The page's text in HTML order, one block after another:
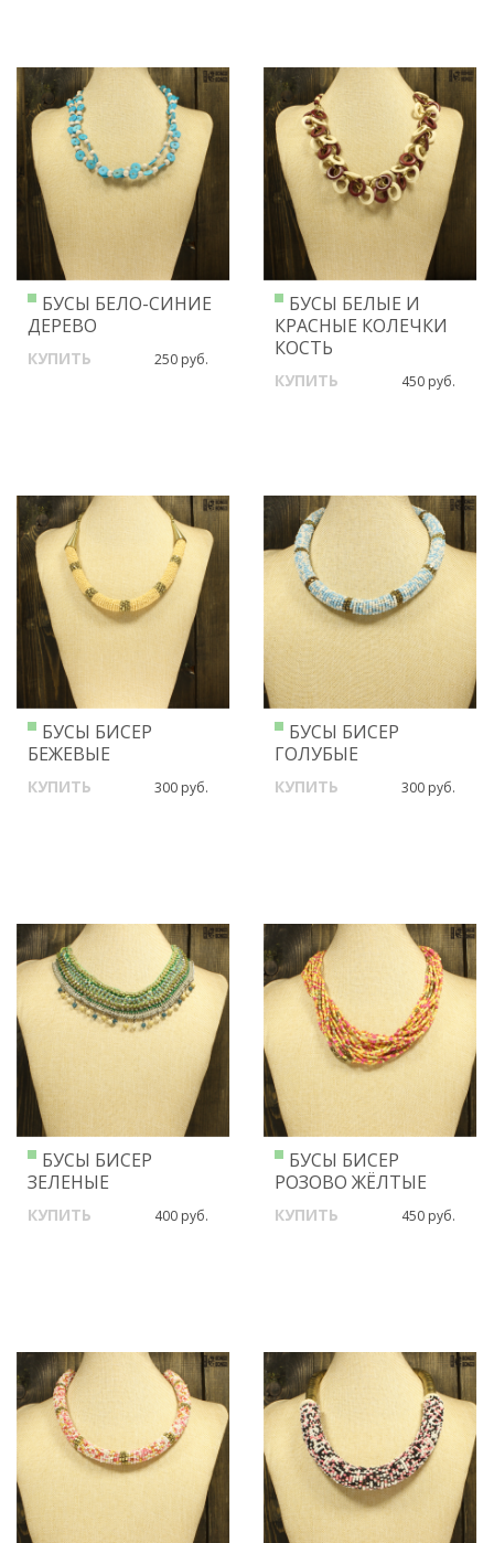
БУСЫ БЕЛО-СИНИЕ
ДЕРЕВО
КУПИТЬ 250 руб.
БУСЫ БЕЛЫЕ И
КРАСНЫЕ КОЛЕЧКИ
КОСТЬ
КУПИТЬ 450 руб.
БУСЫ БИСЕР
БЕЖЕВЫЕ
КУПИТЬ 300 руб.
БУСЫ БИСЕР
ГОЛУБЫЕ
КУПИТЬ 300 руб.
БУСЫ БИСЕР
ЗЕЛЕНЫЕ
КУПИТЬ 400 руб.
БУСЫ БИСЕР
РОЗОВО ЖЁЛТЫЕ
КУПИТЬ 450 руб.